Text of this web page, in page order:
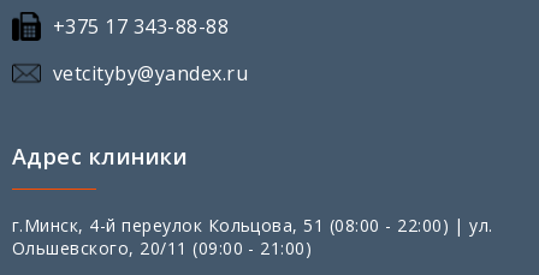
+375 17 343-88-88
vetcityby@yandex.ru
Адрес клиники
г.Минск, 4-й переулок Кольцова, 51 (08:00 - 22:00) | ул.
Ольшевского, 20/11 (09:00 - 21:00)